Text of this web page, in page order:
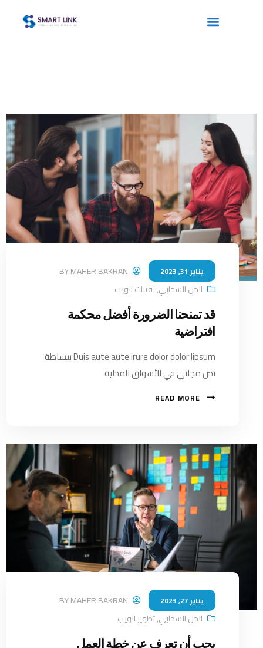
يناير 31, 2023 BYMAHER BAKRAN
الحل السحابي,تقنيات الويب
قد تمنحنا الضرورة أفضل محكمة
افتراضية
Duis aute aute irure dolor dolor lipsum ببساطة
نص مجاني في الأسواق المحلية
READ MORE
يناير 27, 2023 BYMAHER BAKRAN
الحل السحابي,تطوير الويب
يجب أن تعرف عن خطة العمل